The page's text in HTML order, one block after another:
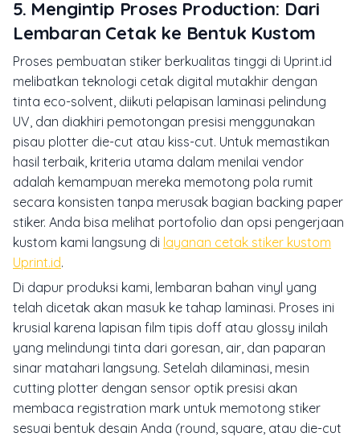
5. Mengintip Proses Production: Dari
Lembaran Cetak ke Bentuk Kustom
Proses pembuatan stiker berkualitas tinggi di Uprint.id
melibatkan teknologi cetak digital mutakhir dengan
tinta eco-solvent, diikuti pelapisan laminasi pelindung
UV, dan diakhiri pemotongan presisi menggunakan
pisau plotter die-cut atau kiss-cut. Untuk memastikan
hasil terbaik, kriteria utama dalam menilai vendor
adalah kemampuan mereka memotong pola rumit
secara konsisten tanpa merusak bagian backing paper
stiker. Anda bisa melihat portofolio dan opsi pengerjaan
kustom kami langsung di layanan cetak stiker kustom
Uprint.id.
Di dapur produksi kami, lembaran bahan vinyl yang
telah dicetak akan masuk ke tahap laminasi. Proses ini
krusial karena lapisan film tipis doff atau glossy inilah
yang melindungi tinta dari goresan, air, dan paparan
sinar matahari langsung. Setelah dilaminasi, mesin
cutting plotter dengan sensor optik presisi akan
membaca registration mark untuk memotong stiker
sesuai bentuk desain Anda (round, square, atau die-cut